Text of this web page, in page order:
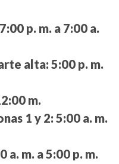
7:00 p. m. a 7:00 a.
alta: 5:00 p. m.
m.
1 y 2: 5:00 a. m.
a. m. a 5:00 p. m.